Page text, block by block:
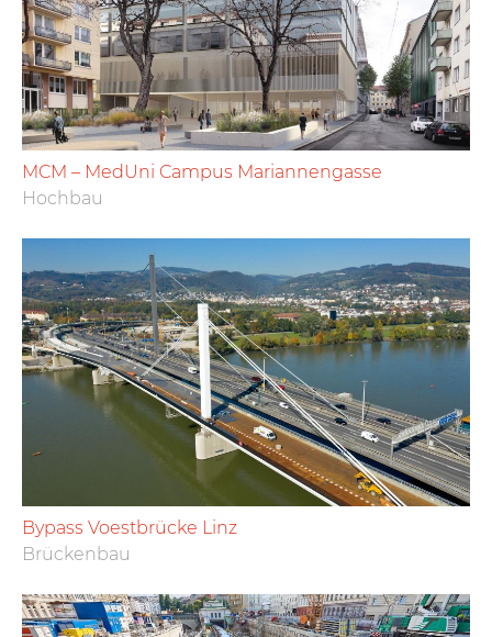
MCM – MedUni Campus Mariannengasse
Hochbau
Bypass Voestbrücke Linz
Brückenbau